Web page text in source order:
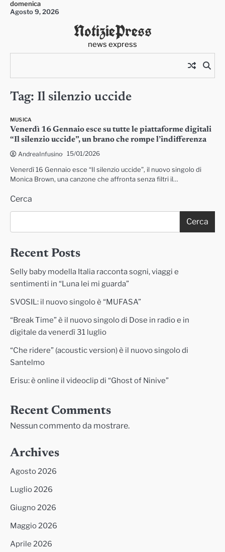
Skipdomenica
Agosto 9, 2026
NotiziePress
news express
Tag: Il silenzio uccide
MUSICA
Venerdì 16 Gennaio esce su tutte le piattaforme digitali
“Il silenzio uccide”, un brano che rompe l’indifferenza
AndreaInfusino 15/01/2026
Venerdì 16 Gennaio esce “Il silenzio uccide”, il nuovo singolo di
Monica Brown, una canzone che affronta senza filtri il…
Cerca
Cerca
Recent Posts
Selly baby modella Italia racconta sogni, viaggi e
sentimenti in “Luna lei mi guarda”
SVOSIL: il nuovo singolo è “MUFASA”
“Break Time” è il nuovo singolo di Dose in radio e in
digitale da venerdì 31 luglio
“Che ridere” (acoustic version) è il nuovo singolo di
Santelmo
Erisu: è online il videoclip di “Ghost of Ninive”
Recent Comments
Nessun commento da mostrare.
Archives
Agosto 2026
Luglio 2026
Giugno 2026
Maggio 2026
Aprile 2026